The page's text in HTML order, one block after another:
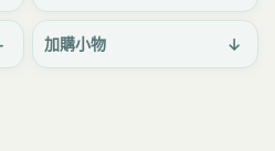
加購小物 ↓